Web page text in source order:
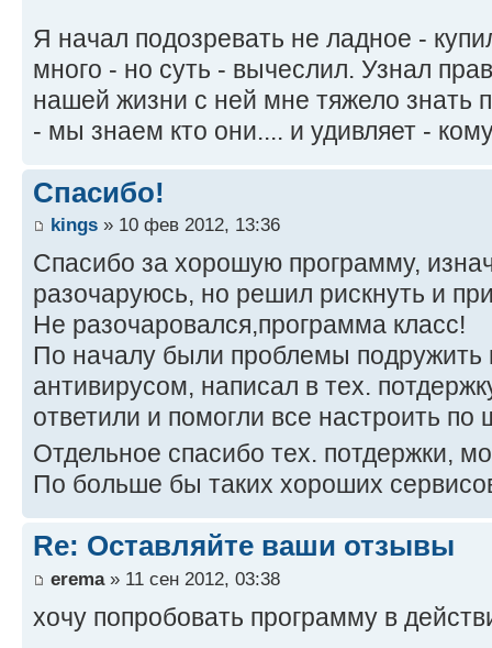
Я начал подозревать не ладное -
много - но суть - вычеслил. Узнал
нашей жизни с ней мне тяжело знать
- мы знаем кто они.... и удивляет -
Спасибо!
kings » 10 фев 2012, 13:36
Спасибо за хорошую программу,
разочаруюсь, но решил рискнуть и
Не разочаровался,программа класс!
По началу были проблемы подружить
антивирусом, написал в тех.
ответили и помогли все настроить по
Отдельное спасибо тех. потдержки,
По больше бы таких хороших
Re: Оставляйте ваши отзывы
erema» 11 сен 2012, 03:38
хочу попробовать программу в